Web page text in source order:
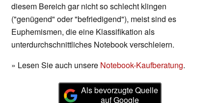
diesem Bereich gar nicht so schlecht klingen
("genügend" oder "befriedigend"), meist sind es
Euphemismen, die eine Klassifikation als
unterdurchschnittliches Notebook verschleiern.
» Lesen Sie auch unsere Notebook-Kaufberatung.
Als bevorzugte Quelle
auf Google